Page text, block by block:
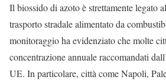
Il biossido di azoto è strettamente legato
trasporto stradale alimentato da
monitoraggio ha evidenziato che molte
concentrazione annuale raccomandati
UE. In particolare, città come Napoli,